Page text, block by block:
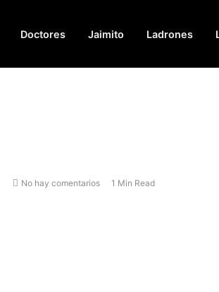
Doctores Jaimito Ladrones
No hay comentarios 1 Min Read